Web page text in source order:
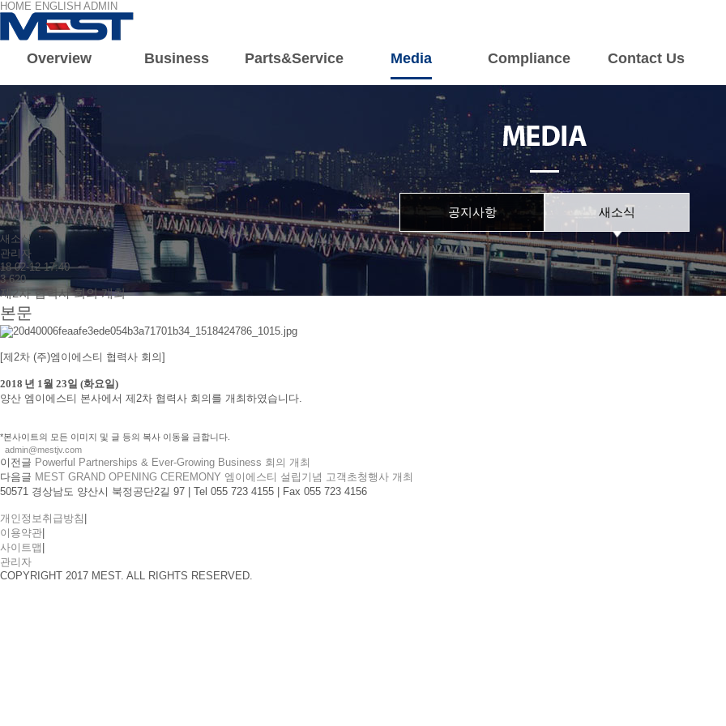
HOME ENGLISH ADMIN
Overview Business Parts&Service Media Compliance Contact Us
인사말
조직도
연혁
주요사업
육상용엔진
해상용엔진
전기/전자시스템
부품 및 서비스
견적 및 A/S
공지사항 새소식
새소식
관리자
18-02-12 17:40
3,620
제2차 협력사 회의 개최
본문
[제2차 (주)엠이에스티 협력사 회의]
2018 년 1 월 23일 (화요일)
양산 엠이에스티 본사에서 제2차 협력사 회의를 개최하였습니다.
*본사이트의 모든 이미지 및 글 등의 복사 이동을 금합니다.
admin@mestjv.com
이전글 Powerful Partnerships & Ever-Growing Business 회의 개최
다음글 MEST GRAND OPENING CEREMONY 엠이에스티 설립기념 고객초청행사 개최
50571 경상남도 양산시 북정공단2길 97 | Tel 055 723 4155 | Fax 055 723 4156
개인정보취급방침 |
이용약관|
사이트맵 |
관리자
COPYRIGHT 2017 MEST. ALL RIGHTS RESERVED.